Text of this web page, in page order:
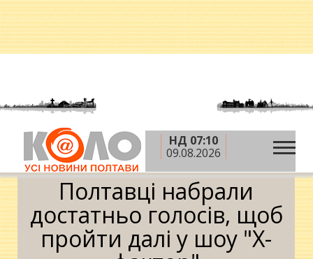
НД 07:10
09.08.2026
Головна » Новини »
Полтавці набрали достатньо
голосів, щоб пройти далі у шоу "Х-фактор"
Полтавці набрали
достатньо голосів, щоб
пройти далі у шоу "Х-